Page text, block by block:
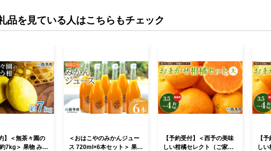
品を見ている人はこちらもチェック
】＜無茶々園の
7kg＞ 果物 みか
＜おはこやのみかんジュー
ス 720ml×6本セット＞ 果物
【予約受付】＜西予の美味
しい柑橘セレクト（ご家庭
【
しい